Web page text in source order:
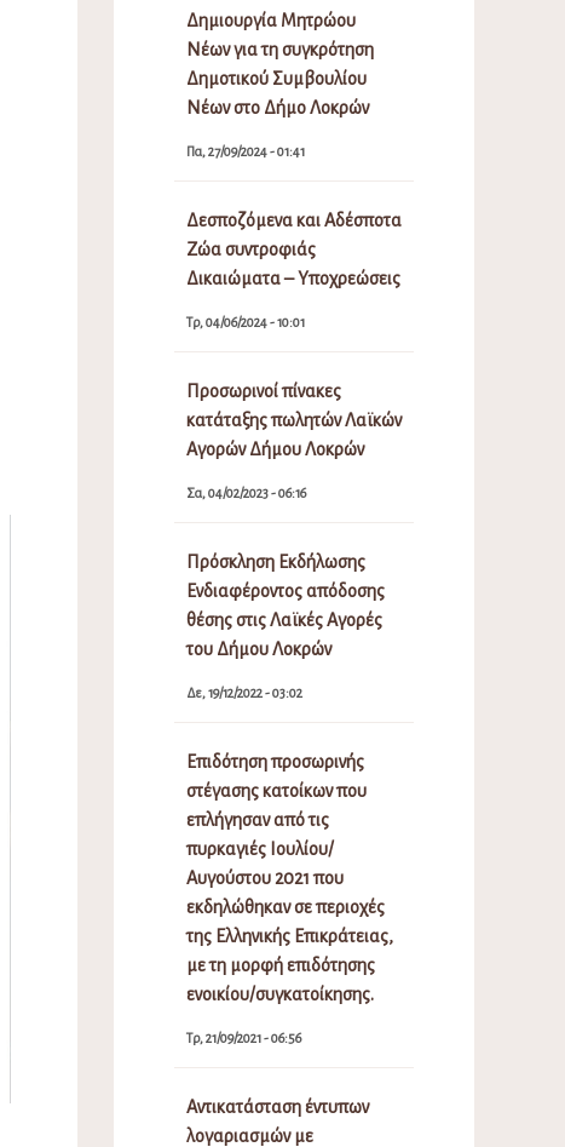
Δημιουργία Μητρώου
Νέων για τη συγκρότηση
Δημοτικού Συμβουλίου
Νέων στο Δήμο Λοκρών
Πα, 27/09/2024 - 01:41
Δεσποζόμενα και Αδέσποτα
Ζώα συντροφιάς
Δικαιώματα – Υποχρεώσεις
Τρ, 04/06/2024 - 10:01
Προσωρινοί πίνακες
κατάταξης πωλητών Λαϊκών
Αγορών Δήμου Λοκρών
Σα, 04/02/2023 - 06:16
Πρόσκληση Εκδήλωσης
Ενδιαφέροντος απόδοσης
θέσης στις Λαϊκές Αγορές
του Δήμου Λοκρών
Δε, 19/12/2022 - 03:02
Επιδότηση προσωρινής
στέγασης κατοίκων που
επλήγησαν από τις
πυρκαγιές Ιουλίου/
Αυγούστου 2021 που
εκδηλώθηκαν σε περιοχές
της Ελληνικής Επικράτειας,
με τη μορφή επιδότησης
ενοικίου/συγκατοίκησης.
Τρ, 21/09/2021 - 06:56
Αντικατάσταση έντυπων
λογαριασμών με